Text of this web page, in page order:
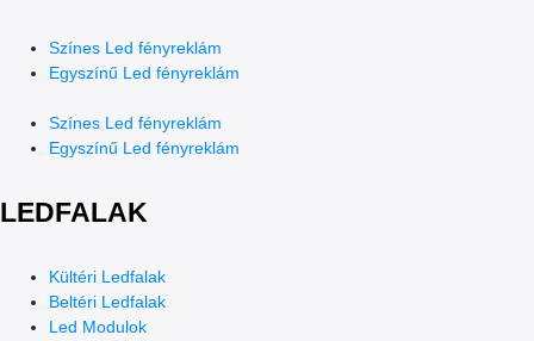
Színes Led fényreklám
Egyszínű Led fényreklám
Színes Led fényreklám
Egyszínű Led fényreklám
LEDFALAK
Kültéri Ledfalak
Beltéri Ledfalak
Led Modulok